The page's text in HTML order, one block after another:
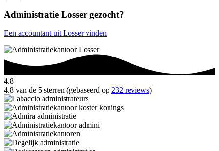
Administratie Losser gezocht?
Een accountant uit Losser vinden
4.8
4.8 van de 5 sterren (gebaseerd op 232 reviews)